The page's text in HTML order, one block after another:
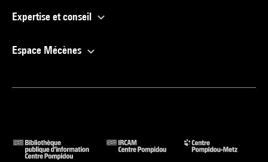
Expertise et conseil
Espace Mécènes